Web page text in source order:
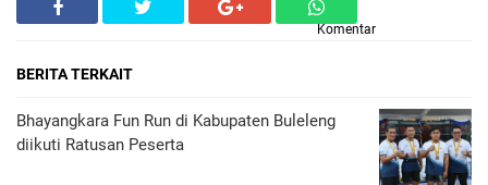
Komentar
BERITA TERKAIT
Bhayangkara Fun Run di Kabupaten Buleleng
diikuti Ratusan Peserta